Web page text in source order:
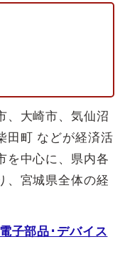
、大崎市、気仙沼
田町 などが経済活
を中心に、県内各
、宮城県全体の経
子部品･デバイス